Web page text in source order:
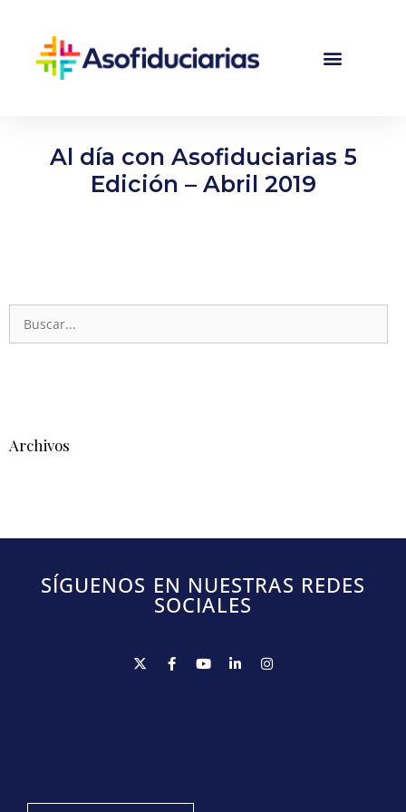
Al día con Asofiduciarias 5
Edición – Abril 2019
Archivos
SÍGUENOS EN NUESTRAS REDES
SOCIALES